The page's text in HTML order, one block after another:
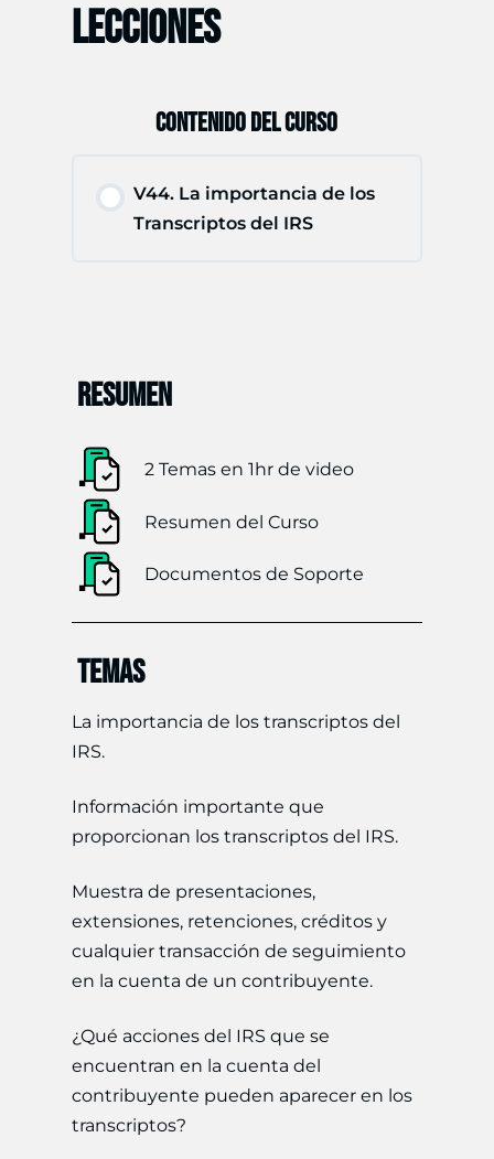
LECCIONES
CONTENIDO DEL CURSO
V44. La importancia de los
Transcriptos del IRS
RESUMEN
2 Temas en 1hr de video
Resumen del Curso
Documentos de Soporte
TEMAS
La importancia de los transcriptos del
IRS.
Información importante que
proporcionan los transcriptos del IRS.
Muestra de presentaciones,
extensiones, retenciones, créditos y
cualquier transacción de seguimiento
en la cuenta de un contribuyente.
¿Qué acciones del IRS que se
encuentran en la cuenta del
contribuyente pueden aparecer en los
transcriptos?